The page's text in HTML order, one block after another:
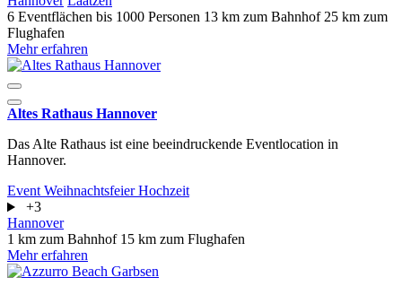
6 Eventflächen bis 1000 Personen 13 km zum Bahnhof 25 km zum
Flughafen
Mehr erfahren
Altes Rathaus Hannover
Das Alte Rathaus ist eine beeindruckende Eventlocation in
Hannover.
Event WeihnachtsfeierHochzeit
+3
Hannover
1 km zum Bahnhof 15 km zum Flughafen
Mehr erfahren